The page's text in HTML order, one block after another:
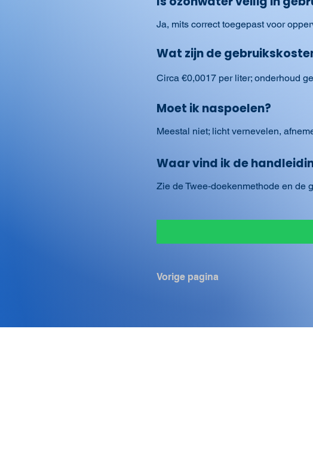
Ja, mits correct toegepast voor
Wat zijn de
Circa €0,0017 per liter; onderhoud
Moet ik naspoelen?
Meestal niet; licht vernevelen,
Waar vind ik de
Zie de Twee‑doekenmethode en de
Vorige pagina